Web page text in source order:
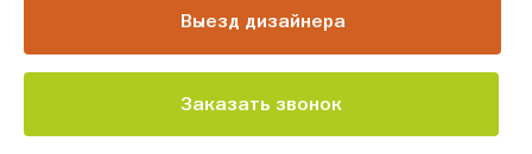
Выезд дизайнера
Заказать звонок